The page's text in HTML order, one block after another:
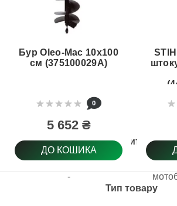
Підходить для
Тип товару
Бур Oleo-Mac 10х100
см (375100029A)
0
5 652 ₴
ДО КОШИКА
-